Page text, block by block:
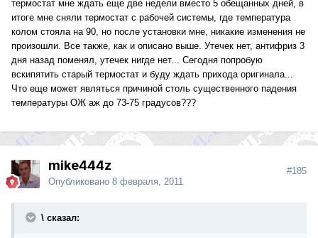
термостат мне ждать еще две недели вместо 5 обещанных дней, в
итоге мне сняли термостат с рабочей системы, где температура
колом стояла на 90, но после установки мне, никакие изменения не
произошли. Все также, как и описано выше. Утечек нет, антифриз 3
дня назад поменял, утечек нигде нет... Сегодня попробую
вскипятить старый термостат и буду ждать прихода оригинала...
Что еще может являться причиной столь существенного падения
температуры ОЖ аж до 73-75 градусов???
mike444z
Опубликовано 8 февраля, 2011
#185
\ сказал: